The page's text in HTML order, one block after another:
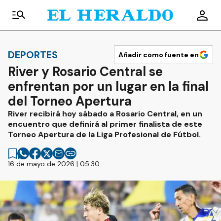
DEPORTES Añadir como fuente en
River y Rosario Central se
enfrentan por un lugar en la final
del Torneo Apertura
River recibirá hoy sábado a Rosario Central, en un
encuentro que definirá al primer finalista de este
Torneo Apertura de la Liga Profesional de Fútbol.
16 de mayo de 2026 | 05:30